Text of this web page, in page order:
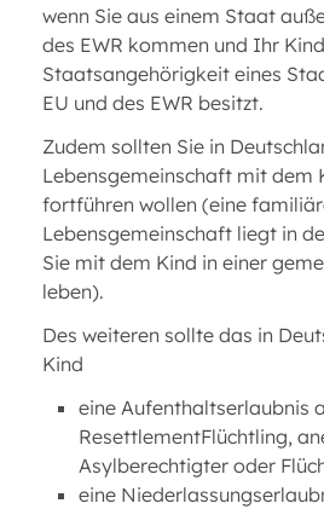
wenn Sie aus einem Staat
des EWR kommen und Ihr
Staatsangehörigkeit eines
EU und des EWR besitzt.
Zudem sollten Sie in
Lebensgemeinschaft mit dem
fortführen wollen (eine
Lebensgemeinschaft liegt in
Sie mit dem Kind in einer
leben).
Des weiteren sollte das in
Kind
eine Aufenthaltserlaubnis
ResettlementFlüchtling,
Asylberechtigter oder
eine